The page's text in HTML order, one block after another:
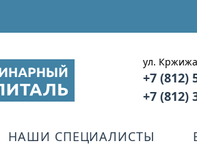
ул.
+7 (812)
+7 (812)
НАШИ СПЕЦИАЛИСТЫ